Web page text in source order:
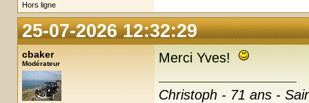
Hors ligne
25-07-2026 12:32:29
cbaker
Modérateur Merci Yves!
Christoph - 71 ans -